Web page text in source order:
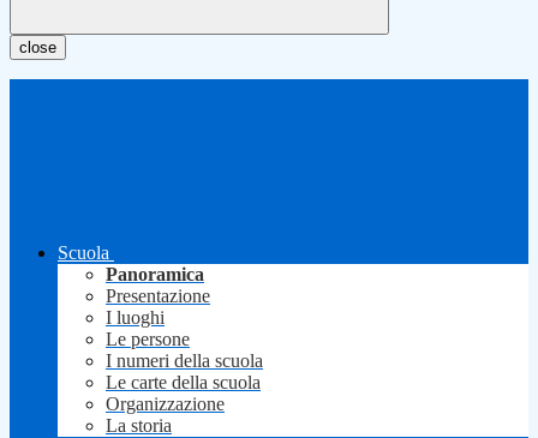
close
Scuola
Panoramica
Presentazione
I luoghi
Le persone
I numeri della scuola
Le carte della scuola
Organizzazione
La storia